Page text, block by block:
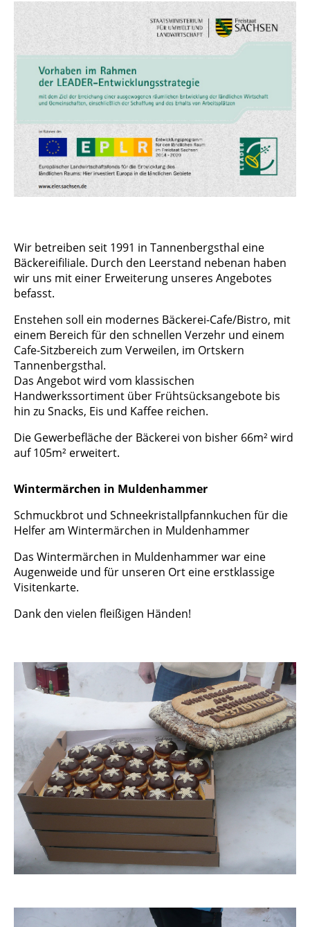
Wir betreiben seit 1991 in Tannenbergsthal eine
Bäckereifiliale. Durch den Leerstand nebenan haben
wir uns mit einer Erweiterung unseres Angebotes
befasst.
Enstehen soll ein modernes Bäckerei-Cafe/Bistro, mit
einem Bereich für den schnellen Verzehr und einem
Cafe-Sitzbereich zum Verweilen, im Ortskern
Tannenbergsthal.
Das Angebot wird vom klassischen
Handwerkssortiment über Frühtsücksangebote bis
hin zu Snacks, Eis und Kaffee reichen.
Die Gewerbefläche der Bäckerei von bisher 66m² wird
auf 105m² erweitert.
Wintermärchen in Muldenhammer
Schmuckbrot und Schneekristallpfannkuchen für die
Helfer am Wintermärchen in Muldenhammer
Das Wintermärchen in Muldenhammer war eine
Augenweide und für unseren Ort eine erstklassige
Visitenkarte.
Dank den vielen fleißigen Händen!